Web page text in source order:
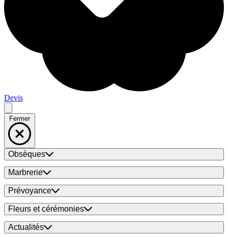
Devis
Fermer
Obsèques
Marbrerie
Prévoyance
Fleurs et cérémonies
Actualités